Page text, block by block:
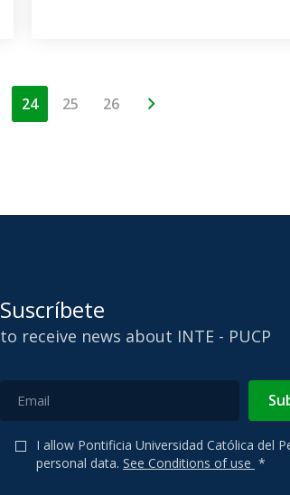
24 25 26
Suscríbete
to receive news about INTE - PUCP
I allow Pontificia Universidad Católica del
personal data.See Conditions of use *